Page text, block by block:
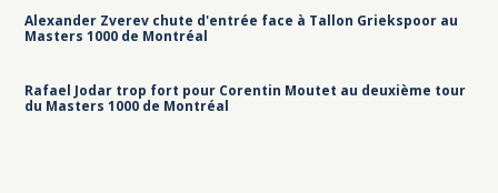
Alexander Zverev chute d'entrée face à Tallon Griekspoor au
Masters 1000 de Montréal
Rafael Jodar trop fort pour Corentin Moutet au deuxième tour
du Masters 1000 de Montréal